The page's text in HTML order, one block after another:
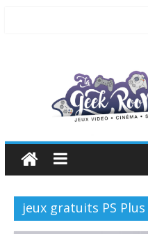
jeux gratuits PS Plus